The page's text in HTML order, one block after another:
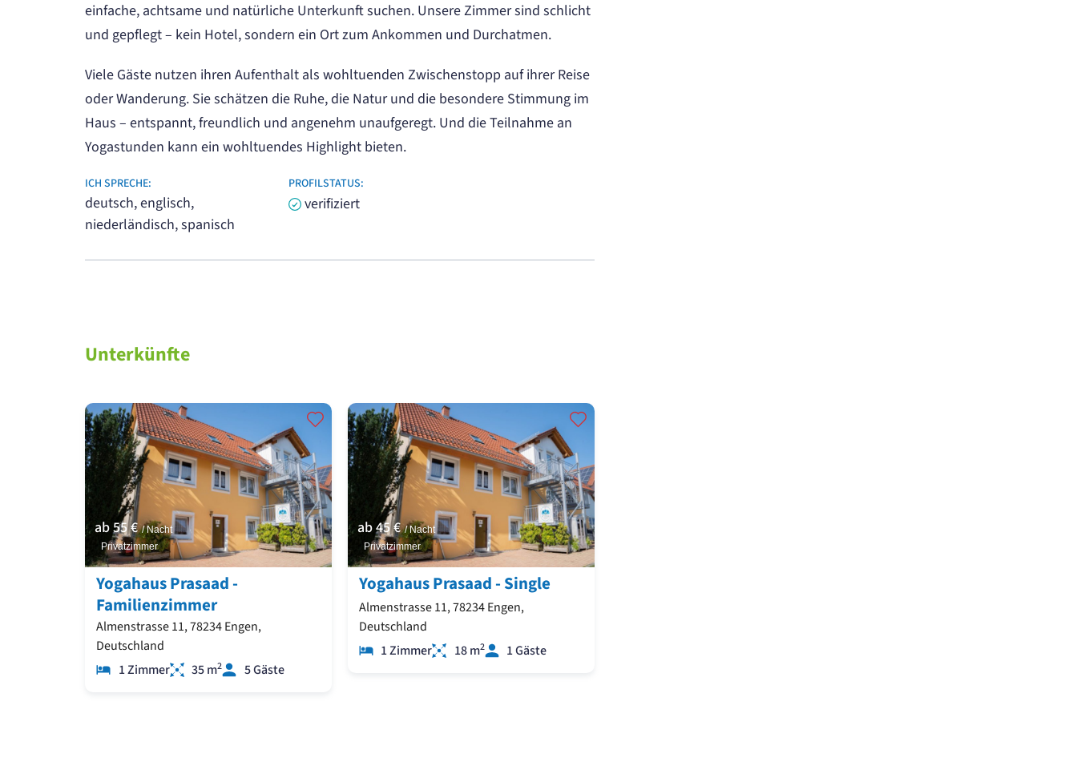
einfache, achtsame und natürliche Unterkunft suchen. Unsere Zimmer sind schlicht
und gepflegt – kein Hotel, sondern ein Ort zum Ankommen und Durchatmen.
Viele Gäste nutzen ihren Aufenthalt als wohltuenden Zwischenstopp auf ihrer Reise
oder Wanderung. Sie schätzen die Ruhe, die Natur und die besondere Stimmung im
Haus – entspannt, freundlich und angenehm unaufgeregt. Und die Teilnahme an
Yogastunden kann ein wohltuendes Highlight bieten.
ICH SPRECHE:
deutsch, englisch,
niederländisch, spanisch
verifiziert
PROFILSTATUS:
Unterkünfte
ab55 € / Nacht
Privatzimmer
Yogahaus Prasaad -
Familienzimmer
Almenstrasse 11, 78234 Engen,
Deutschland
1 Zimmer
35 m2 5 Gäste
ab45 € / Nacht
Privatzimmer
Yogahaus Prasaad - Single
Almenstrasse 11, 78234 Engen,
Deutschland
1 Zimmer
18 m2 1 Gäste